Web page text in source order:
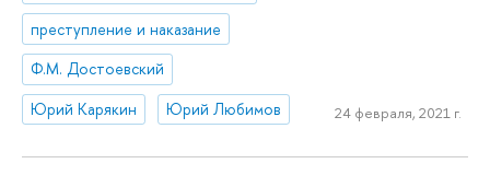
преступление и наказание
Ф.М. Достоевский
Юрий Карякин
Юрий Любимов 24 февраля, 2021 г.